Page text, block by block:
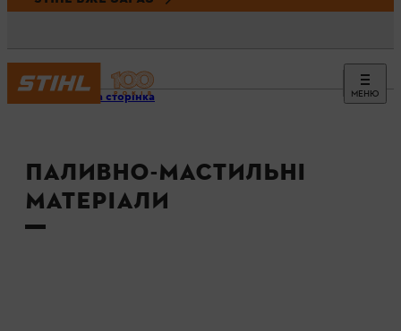
МЕНЮ
Головна сторінка
ПАЛИВНО-МАСТИЛЬНІ
МАТЕРІАЛИ